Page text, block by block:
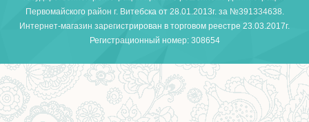
Первомайского район г. Витебска от 28.01.2013г. за №391334638.
Интернет-магазин зарегистрирован в торговом реестре 23.03.2017г.
Регистрационный номер: 308654